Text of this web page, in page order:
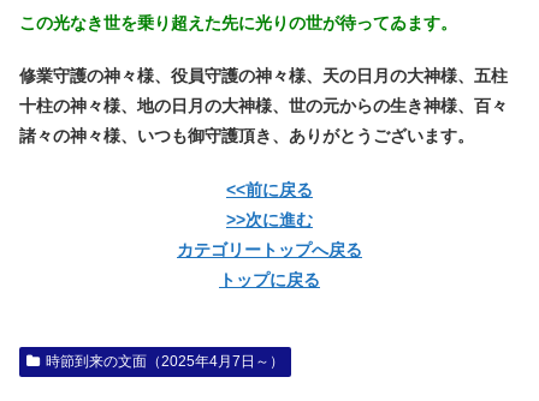
この光なき世を乗り超えた先に光りの世が待ってゐます。
修業守護の神々様、役員守護の神々様、天の日月の大神様、五柱
十柱の神々様、地の日月の大神様、世の元からの生き神様、百々
諸々の神々様、いつも御守護頂き、ありがとうございます。
<<前に戻る
>>次に進む
カテゴリートップへ戻る
トップに戻る
時節到来の文面（2025年4月7日～）